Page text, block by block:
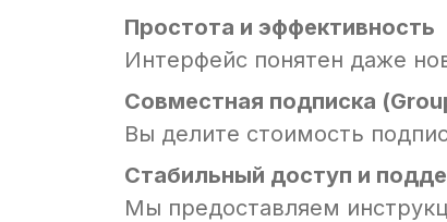
Простота и эффективность
Интерфейс понятен даже
Совместная подписка
Вы делите стоимость
Стабильный доступ и
Мы предоставляем